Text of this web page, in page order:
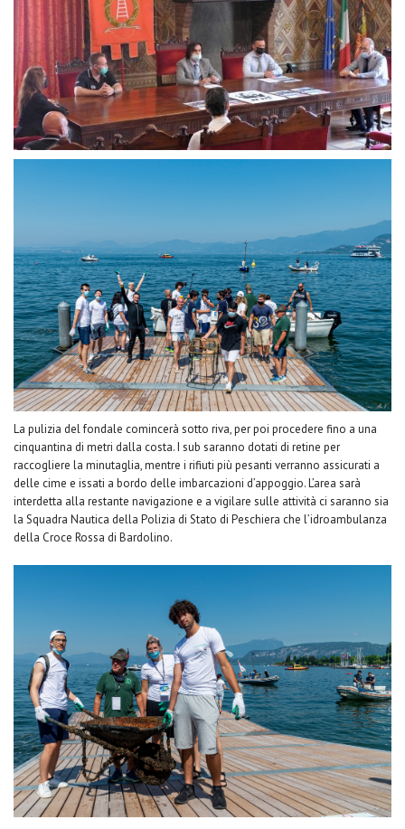
La pulizia del fondale comincerà sotto riva, per poi procedere fino a una
cinquantina di metri dalla costa. I sub saranno dotati di retine per
raccogliere la minutaglia, mentre i rifiuti più pesanti verranno assicurati a
delle cime e issati a bordo delle imbarcazioni d’appoggio. L’area sarà
interdetta alla restante navigazione e a vigilare sulle attività ci saranno sia
la Squadra Nautica della Polizia di Stato di Peschiera che l’idroambulanza
della Croce Rossa di Bardolino.